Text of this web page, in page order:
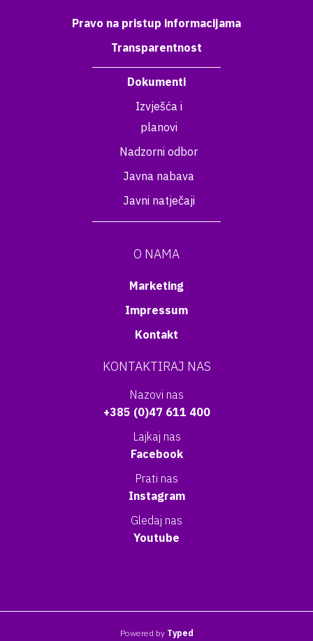
Pravo na pristup informacijama
Transparentnost
Dokumenti
Izvješća i
planovi
Nadzorni odbor
Javna nabava
Javni natječaji
O NAMA
Marketing
Impressum
Kontakt
KONTAKTIRAJ NAS
Nazovi nas
+385 (0)47 611 400
Lajkaj nas
Facebook
Prati nas
Instagram
Gledaj nas
Youtube
Powered by Typed